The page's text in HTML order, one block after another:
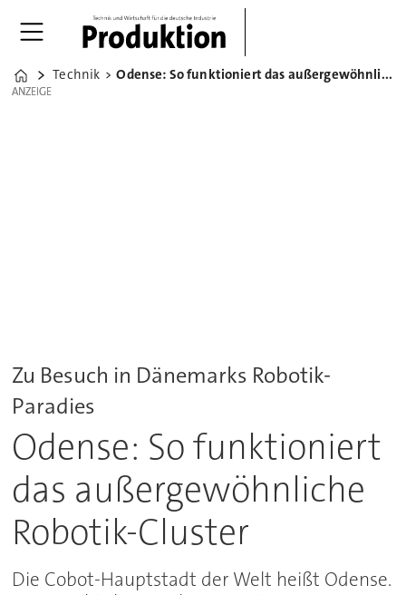
Home
Technik Odense: So funktioniert das außergewöhnliche Robotik-Cluster
ANZEIGE
ANZEIGE
Zu Besuch in Dänemarks Robotik-
Paradies
Odense: So funktioniert
das außergewöhnliche
Robotik-Cluster
Die Cobot-Hauptstadt der Welt heißt Odense.